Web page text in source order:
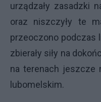
urządzały zasadzki
oraz niszczyły te
przeoczono podczas
zbierały siły na
na terenach jeszcze
lubomelskim.